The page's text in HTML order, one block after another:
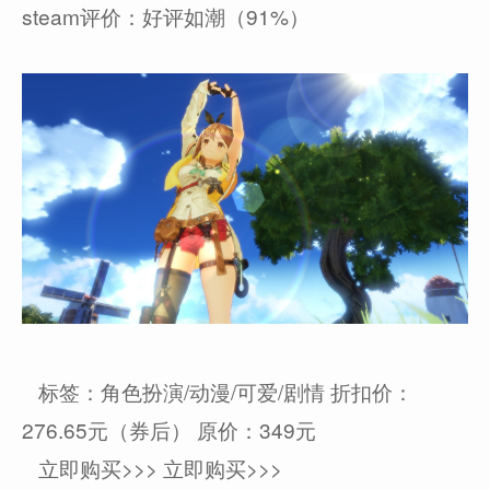
steam评价：好评如潮（91%）
标签：角色扮演/动漫/可爱/剧情 折扣价：
276.65元（券后） 原价：349元
立即购买>>> 立即购买>>>